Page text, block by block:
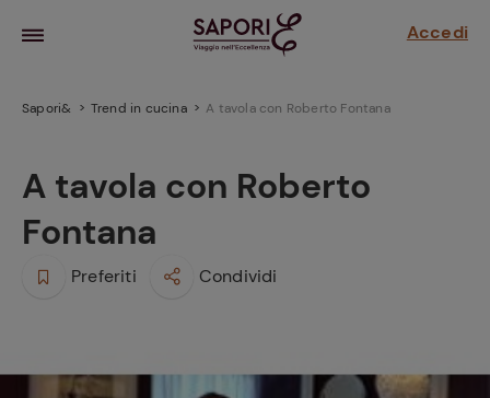
Accedi
sensi di
Sapori& Trend in cucina A tavola con Roberto Fontana
A tavola con Roberto
Fontana
Preferiti Condividi